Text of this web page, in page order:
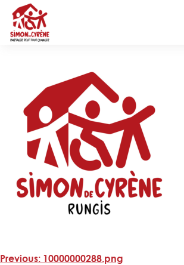
Previous: 10000000288.png